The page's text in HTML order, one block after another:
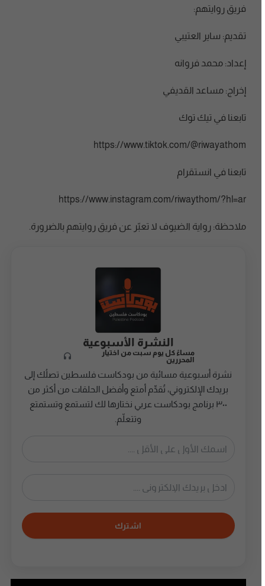
فريق روايتهم:
تقديم: ساير العتيبي
إعداد: محمد فروانه
إخراج: مساعد القديفي
تابعنا في تيك توك
https://www.tiktok.com/@riwayathom
تابعنا في انستقرام
https://www.instagram.com/riwaythom/?hl=ar
ملاحظة: رواية الضيوف لا تعبّر عن فريق روايتهم بالضرورة.
النشرة الأسبوعية
مساءً كل يوم سبت من اختيار
المحررين
نشرة أسبوعية مسائية من بودكاست فلسطين تصلُك إلى
بريدك الإلكتروني، تُقدِّم أمتع وأفضل الحلقات من أكثر من
٣٠٠ برنامج بودكاست عربي نختارها لك لتستمع وتستمتع
وتتعلّم.
اشترك